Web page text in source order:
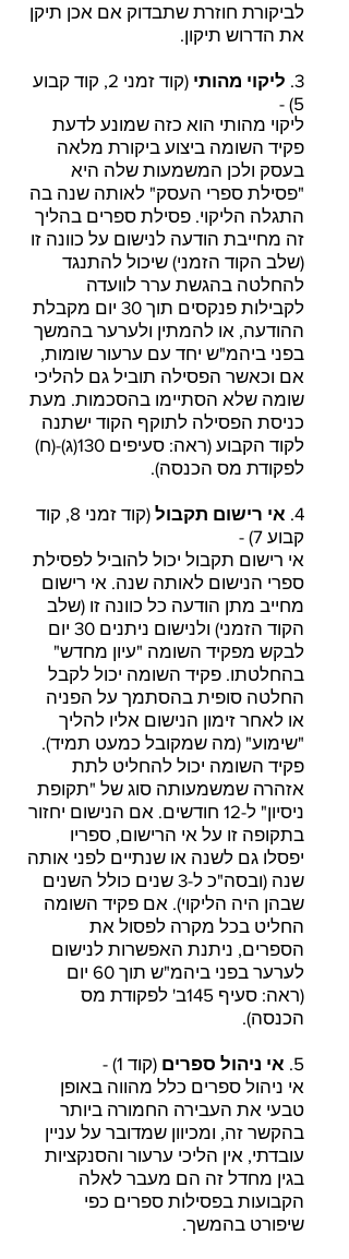
לביקורת חוזרת שתבדוק אם אכן תיקן
את הדרוש תיקון.
3. ליקוי מהותי
(קוד זמני 2, קוד קבוע
5) -
ליקוי מהותי הוא כזה שמונע לדעת
פקיד השומה ביצוע ביקורת מלאה
בעסק ולכן המשמעות שלה היא
"פסילת ספרי העסק" לאותה שנה בה
התגלה הליקוי. פסילת ספרים בהליך
זה מחייבת הודעה לנישום על כוונה זו
(שלב הקוד הזמני) שיכול להתנגד
להחלטה בהגשת ערר לוועדה
לקבילות פנקסים תוך 30 יום מקבלת
ההודעה, או להמתין ולערער בהמשך
בפני ביהמ"ש יחד עם ערעור שומות,
אם וכאשר הפסילה תוביל גם להליכי
שומה שלא הסתיימו בהסכמות. מעת
כניסת הפסילה לתוקף הקוד ישתנה
לקוד הקבוע (ראה: סעיפים 130(ג)-(ח)
לפקודת מס הכנסה).
4. אי רישום תקבול
(קוד זמני 8, קוד
קבוע 7) -
אי רישום תקבול יכול להוביל לפסילת
ספרי הנישום לאותה שנה. אי רישום
מחייב מתן הודעה כל כוונה זו (שלב
הקוד הזמני) ולנישום ניתנים 30 יום
לבקש מפקיד השומה "עיון מחדש"
בהחלטתו. פקיד השומה יכול לקבל
החלטה סופית בהסתמך על הפניה
או לאחר זימון הנישום אליו להליך
"שימוע" (מה שמקובל כמעט תמיד).
פקיד השומה יכול להחליט לתת
אזהרה שמשמעותה סוג של "תקופת
ניסיון" ל-12 חודשים. אם הנישום יחזור
בתקופה זו על אי הרישום, ספריו
יפסלו גם לשנה או שנתיים לפני אותה
שנה (ובסה"כ ל-3 שנים כולל השנים
שבהן היה הליקוי). אם פקיד השומה
החליט בכל מקרה לפסול את
הספרים, ניתנת האפשרות לנישום
לערער בפני ביהמ"ש תוך 60 יום
(ראה: סעיף 145ב' לפקודת מס
הכנסה).
5. אי ניהול ספרים (קוד 1) -
אי ניהול ספרים כלל מהווה באופן
טבעי את העבירה החמורה ביותר
בהקשר זה, ומכיוון שמדובר על עניין
עובדתי, אין הליכי ערעור והסנקציות
בגין מחדל זה הם מעבר לאלה
הקבועות בפסילות ספרים כפי
שיפורט בהמשך.